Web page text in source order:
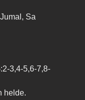
Sa
3,4-5,6-7,8-
helde.